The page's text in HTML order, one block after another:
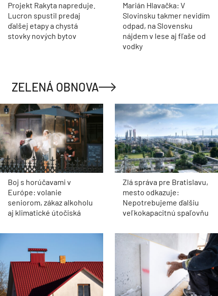
Projekt Rakyta napreduje.
Lucron spustil predaj
ďalšej etapy a chystá
stovky nových bytov
Marián Hlavačka: V
Slovinsku takmer nevidím
odpad, na Slovensku
nájdem v lese aj fľaše od
vodky
ZELENÁ OBNOVA
Boj s horúčavami v
Európe: volanie
seniorom, zákaz alkoholu
aj klimatické útočiská
Zlá správa pre Bratislavu,
mesto odkazuje:
Nepotrebujeme ďalšiu
veľkokapacitnú spaľovňu